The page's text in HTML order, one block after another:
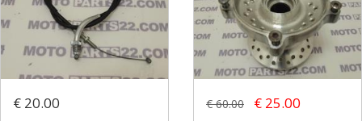
€ 20.00 € 60.00 € 25.00